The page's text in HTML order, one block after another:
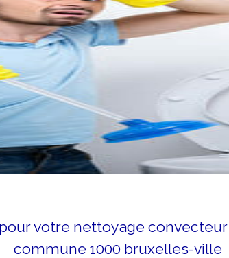
votre nettoyage
commune 1000 bruxelles-ville